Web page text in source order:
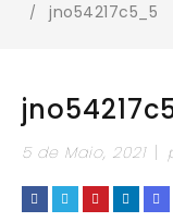
/ jno54217c5_5
5 de Maio, 2021